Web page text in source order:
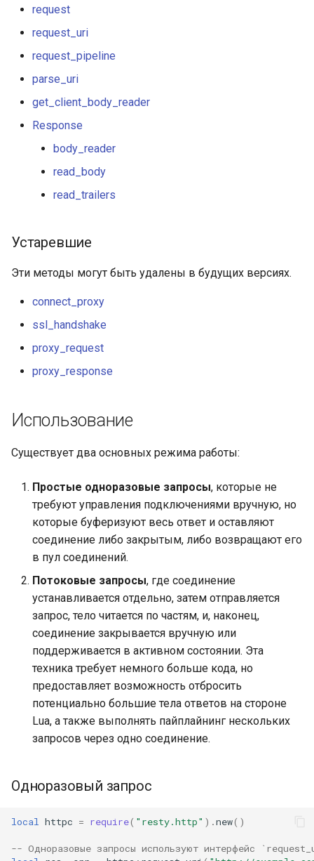
execute
fancyindex
form-input
geoip
google
headers-more
image-filter
immerse
immutable
internal-redirect
ipscrub
ipset-access
json-var
json
jwt
request
request_uri
request_pipeline
parse_uri
get_client_body_reader
Response
body_reader
read_body
read_trailers
Устаревшие
Эти методы могут быть удалены в будущих версиях.
connect_proxy
ssl_handshake
proxy_request
proxy_response
Использование
Существует два основных режима работы:
Простые одноразовые запросы, которые не
требуют управления подключениями вручную, но
которые буферизуют весь ответ и оставляют
соединение либо закрытым, либо возвращают его
в пул соединений.
Потоковые запросы, где соединение
устанавливается отдельно, затем отправляется
запрос, тело читается по частям, и, наконец,
соединение закрывается вручную или
поддерживается в активном состоянии. Эта
техника требует немного больше кода, но
предоставляет возможность отбросить
потенциально большие тела ответов на стороне
Lua, а также выполнять пайплайнинг нескольких
запросов через одно соединение.
Одноразовый запрос
local httpc = require( "resty.http" ).new()
-- Одноразовые запросы используют интерфейс